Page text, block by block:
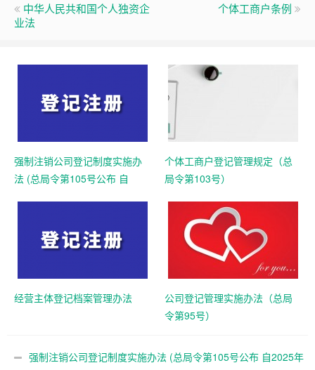
中华人民共和国个人独资企
业法
个体工商户条例
强制注销公司登记制度实施办
法 (总局令第105号公布 自
个体工商户登记管理规定（总
局令第103号）
经营主体登记档案管理办法
公司登记管理实施办法（总局
令第95号）
强制注销公司登记制度实施办法 (总局令第105号公布 自2025年